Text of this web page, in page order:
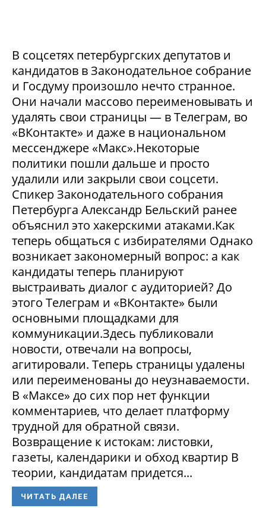
В соцсетях петербургских депутатов и
кандидатов в Законодательное собрание
и Госдуму произошло нечто странное.
Они начали массово переименовывать и
удалять свои страницы — в Телеграм, во
«ВКонтакте» и даже в национальном
мессенджере «Макс».Некоторые
политики пошли дальше и просто
удалили или закрыли свои соцсети.
Спикер Законодательного собрания
Петербурга Александр Бельский ранее
объяснил это хакерскими атаками.Как
теперь общаться с избирателями Однако
возникает закономерный вопрос: а как
кандидаты теперь планируют
выстраивать диалог с аудиторией? До
этого Телеграм и «ВКонтакте» были
основными площадками для
коммуникации.Здесь публиковали
новости, отвечали на вопросы,
агитировали. Теперь страницы удалены
или переименованы до неузнаваемости.
В «Максе» до сих пор нет функции
комментариев, что делает платформу
трудной для обратной связи.
Возвращение к истокам: листовки,
газеты, календарики и обход квартир В
теории, кандидатам придется...
ЧИТАТЬ ДАЛЕЕ